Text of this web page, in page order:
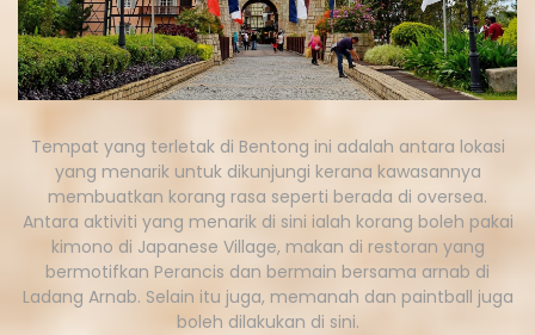
Tempat yang terletak di Bentong ini adalah antara lokasi
yang menarik untuk dikunjungi kerana kawasannya
membuatkan korang rasa seperti berada di oversea.
Antara aktiviti yang menarik di sini ialah korang boleh pakai
kimono di Japanese Village, makan di restoran yang
bermotifkan Perancis dan bermain bersama arnab di
Ladang Arnab. Selain itu juga, memanah dan paintball juga
boleh dilakukan di sini.